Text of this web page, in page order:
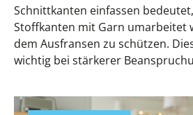
Schnittkanten einfassen
Stoffkanten mit Garn umarbeitet
dem Ausfransen zu schützen.
wichtig bei stärkerer